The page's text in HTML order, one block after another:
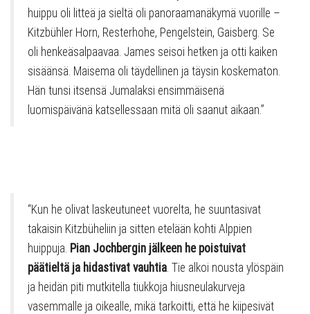
huippu oli litteä ja sieltä oli panoraamanäkymä vuorille –
Kitzbühler Horn, Resterhohe, Pengelstein, Gaisberg. Se
oli henkeäsalpaavaa. James seisoi hetken ja otti kaiken
sisäänsä. Maisema oli täydellinen ja täysin koskematon.
Hän tunsi itsensä Jumalaksi ensimmäisenä
luomispäivänä katsellessaan mitä oli saanut aikaan.”
“Kun he olivat laskeutuneet vuorelta, he suuntasivat
takaisin Kitzbüheliin ja sitten etelään kohti Alppien
huippuja. Pian Jochbergin jälkeen he poistuivat
päätieltä ja hidastivat vauhtia. Tie alkoi nousta ylöspäin
ja heidän piti mutkitella tiukkoja hiusneulakurveja
vasemmalle ja oikealle, mikä tarkoitti, että he kiipesivät